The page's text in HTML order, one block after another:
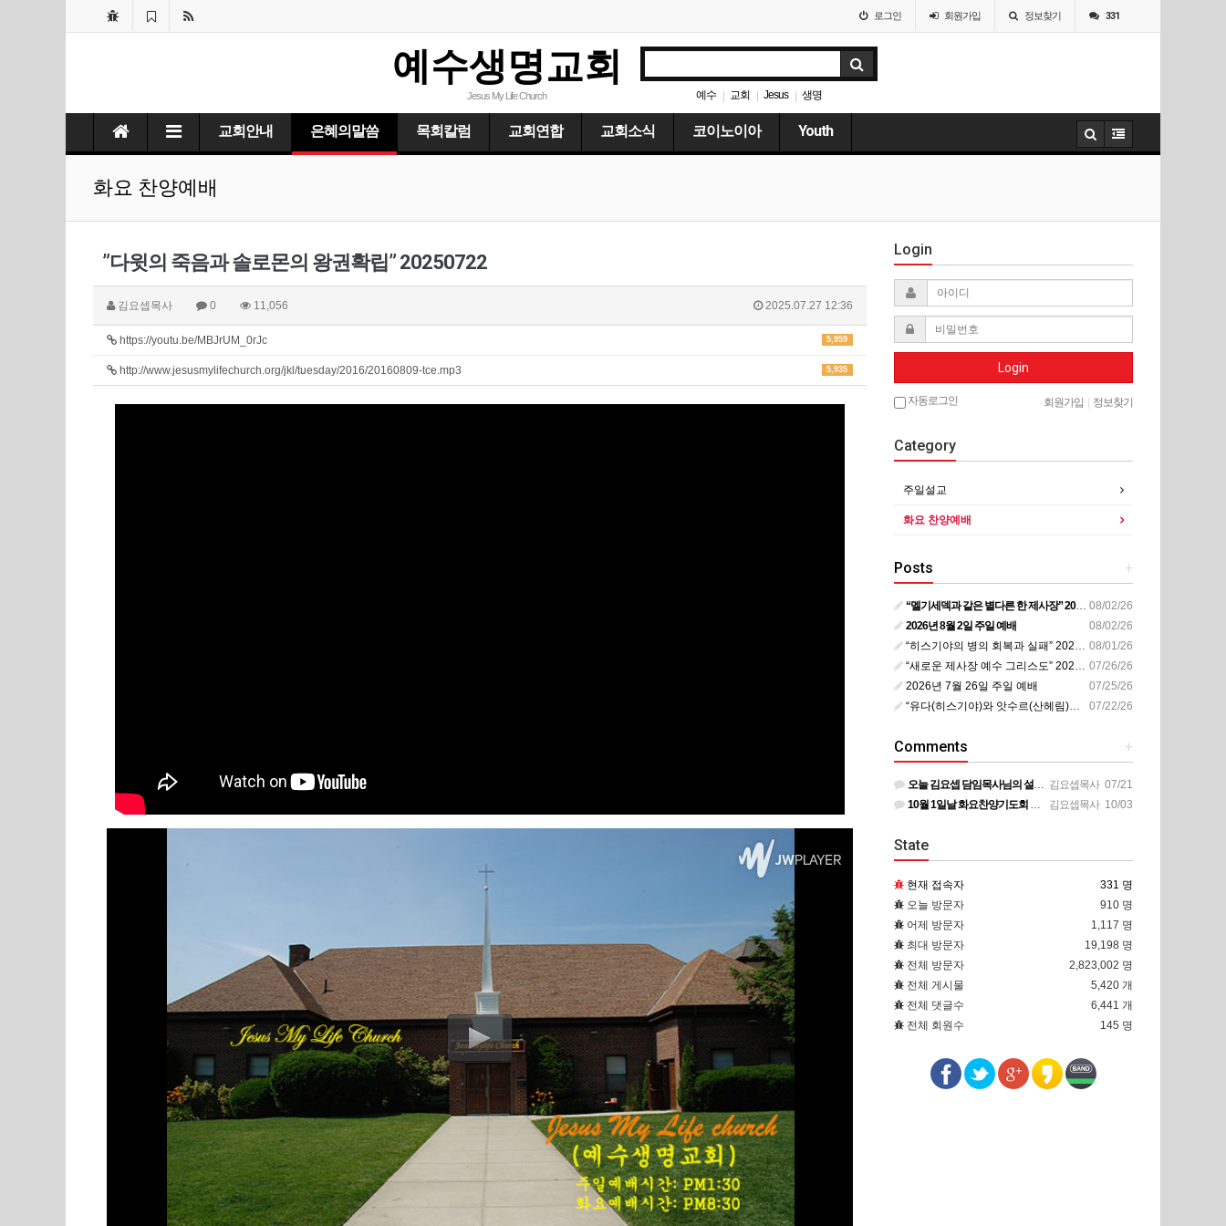
로그인 회원가입 정보찾기 331
예수생명교회
Jesus My Life Church 예수 | 교회 | Jesus | 생명
교회안내 은혜의말씀 목회칼럼 교회연합 교회소식 코이노이아 Youth
화요 찬양예배
”다윗의 죽음과 솔로몬의 왕권확립” 20250722
김요셉목사 0 11,056 2025.07.27 12:36
5,959
https://youtu.be/MBJrUM_0rJc
5,935
http://www.jesusmylifechurch.org/jkl/tuesday/2016/20160809-tce.mp3
Login
Login
자동로그인 회원가입 정보찾기
Category
주일설교
화요 찬양예배
+
Posts
08/02/26
“멜기세덱과 같은 별다른 한 제사장” 20260802
08/02/26
2026년 8월 2일 주일 예배
08/01/26
“히스기야의 병의 회복과 실패” 20260728
07/26/26
“새로운 제사장 예수 그리스도” 20260726
07/25/26
2026년 7월 26일 주일 예배
07/22/26
“유다(히스기야)와 앗수르(산헤림)의 전쟁(2)” 20260721
+
Comments
김요셉목사 07/21
오늘 김요셉 담임목사님의 설교 동영상이 비디오 장비 문제로 영상을 올려 드리지 못해 죄송합니다 오늘 주일 설…
김요셉목사 10/03
10월 1일날 화요찬양기도회 설교 영상은 상태가 안좋아서 오디오만 올려 드립니다
State
현재 접속자
331 명
오늘 방문자
910 명
어제 방문자
1,117 명
최대 방문자
19,198 명
전체 방문자
2,823,002 명
전체 게시물
5,420 개
전체 댓글수
6,441 개
전체 회원수
145 명